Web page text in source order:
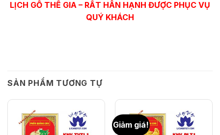
LỊCH GỖ THẾ GIA – RẤT HÂN HẠNH ĐƯỢC PHỤC VỤ
QUÝ KHÁCH
SẢN PHẨM TƯƠNG TỰ
Giảm giá!